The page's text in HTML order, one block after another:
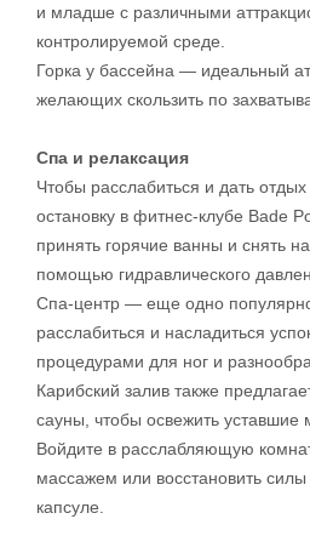
и младше с различными
контролируемой среде.
Горка у бассейна — идеальный
желающих скользить по
Спа и релаксация
Чтобы расслабиться и дать
остановку в фитнес-клубе Bade
принять горячие ванны и снять
помощью гидравлического
Спа-центр — еще одно
расслабиться и насладиться
процедурами для ног и
Карибский залив также
сауны, чтобы освежить
Войдите в расслабляющую
массажем или восстановить
капсуле.